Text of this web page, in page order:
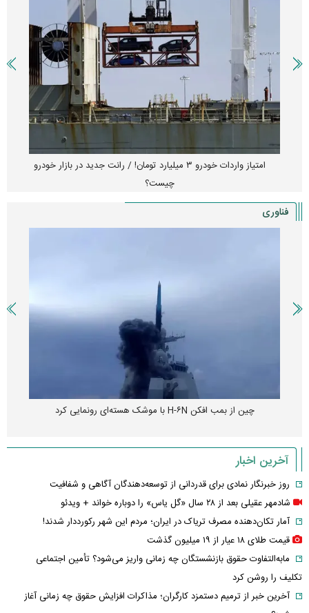
امتیاز واردات خودرو ۳ میلیارد تومان! / رانت جدید در بازار خودرو
چیست؟
فناوری
چین از بمب افکن H-۶N با موشک هسته‌ای رونمایی کرد
آخرین اخبار
روز خبرنگار نمادی برای قدردانی از توسعه‌دهندگان آگاهی و شفافیت
شادمهر عقیلی بعد از ۲۸ سال «گل یاس» را دوباره خواند + ویدئو
آمار تکان‌دهنده مصرف تریاک در ایران؛ مردم این شهر رکورددار شدند!
قیمت طلای ۱۸ عیار از ۱۹ میلیون گذشت
مابه‌التفاوت حقوق بازنشستگان چه زمانی واریز می‌شود؟ تأمین اجتماعی
تکلیف را روشن کرد
آخرین خبر از ترمیم دستمزد کارگران؛ مذاکرات افزایش حقوق چه زمانی آغاز